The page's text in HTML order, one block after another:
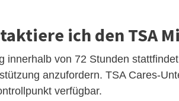
ich den TSA
innerhalb von 72 Stunden
anzufordern. TSA Cares-
verfügbar.